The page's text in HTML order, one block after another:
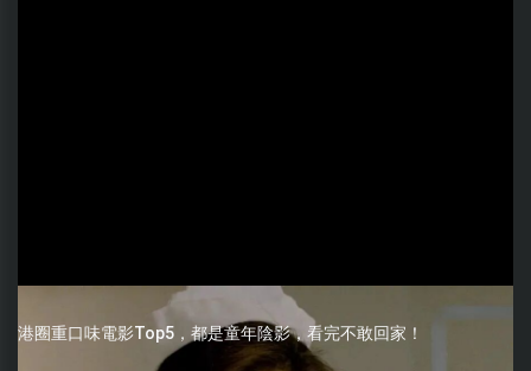
港圈重口味電影Top5，都是童年陰影，看完不敢回家！